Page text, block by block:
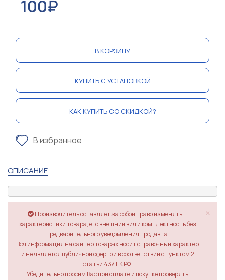
100₽
В КОРЗИНУ
КУПИТЬ С УСТАНОВКОЙ
КАК КУПИТЬ СО СКИДКОЙ?
В избранное
ОПИСАНИЕ
×
Производитель оставляет за собой право изменять
характеристики товара, его внешний вид и комплектность без
предварительного уведомления продавца.
Вся информация на сайте о товарах носит справочный характер
и не является публичной офертой в соответствии с пунктом 2
статьи 437 ГК РФ.
Убедительно просим Вас при оплате и покупке проверять